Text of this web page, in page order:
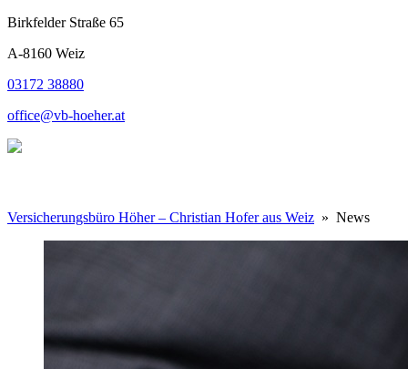
Birkfelder Straße 65
A-8160 Weiz
03172 38880
office@vb-hoeher.at
Versicherungsbüro Höher – Christian Hofer aus Weiz » News